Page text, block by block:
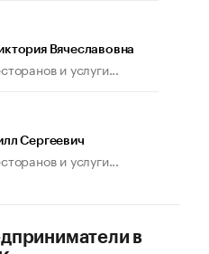
иначе». Как живет глава
Вячеславовна
и услуги...
Сергеевич
и услуги...
в